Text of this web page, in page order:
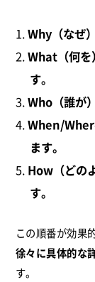
Why（なぜ
What（何を
す。
Who（誰が
When/
ます。
How（どの
す。
この順番が効果
徐々に具体的な
す。